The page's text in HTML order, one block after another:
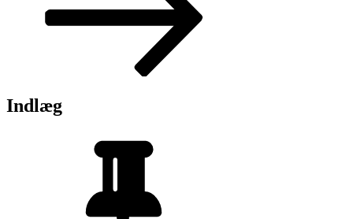
Indlæg